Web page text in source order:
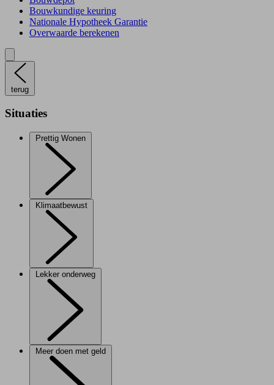
Bouwkundige keuring
Nationale Hypotheek Garantie
Overwaarde berekenen
terug
Situaties
Prettig Wonen
Klimaatbewust
Lekker onderweg
Meer doen met geld